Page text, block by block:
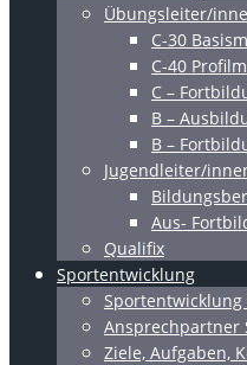
Übungsleiter/
C-30
C-40
C –
B –
B –
Jugendleiter/
Aus-
Qualifix
Sportentwicklung
Sportentwicklung
Ansprechpartner
Ziele, Aufgaben,